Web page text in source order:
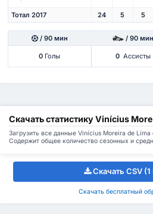
Тотал 2017 24 5 5
/ 90 мин / 90 мин
0 Голы 0 Ассисты
Скачать статистику Vinícius
Загрузить все данные Vinícius Moreira de
Содержит общее количество сезонных и
Скачать CSV
Скачать бесплатный